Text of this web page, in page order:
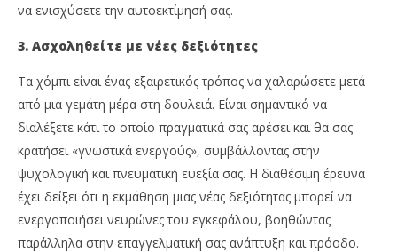
να ενισχύσετε την αυτοεκτίμησή σας.
3. Ασχοληθείτε με νέες δεξιότητες
Τα χόμπι είναι ένας εξαιρετικός τρόπος να χαλαρώσετε μετά
από μια γεμάτη μέρα στη δουλειά. Είναι σημαντικό να
διαλέξετε κάτι το οποίο πραγματικά σας αρέσει και θα σας
κρατήσει «γνωστικά ενεργούς», συμβάλλοντας στην
ψυχολογική και πνευματική ευεξία σας. Η διαθέσιμη έρευνα
έχει δείξει ότι η εκμάθηση μιας νέας δεξιότητας μπορεί να
ενεργοποιήσει νευρώνες του εγκεφάλου, βοηθώντας
παράλληλα στην επαγγελματική σας ανάπτυξη και πρόοδο.